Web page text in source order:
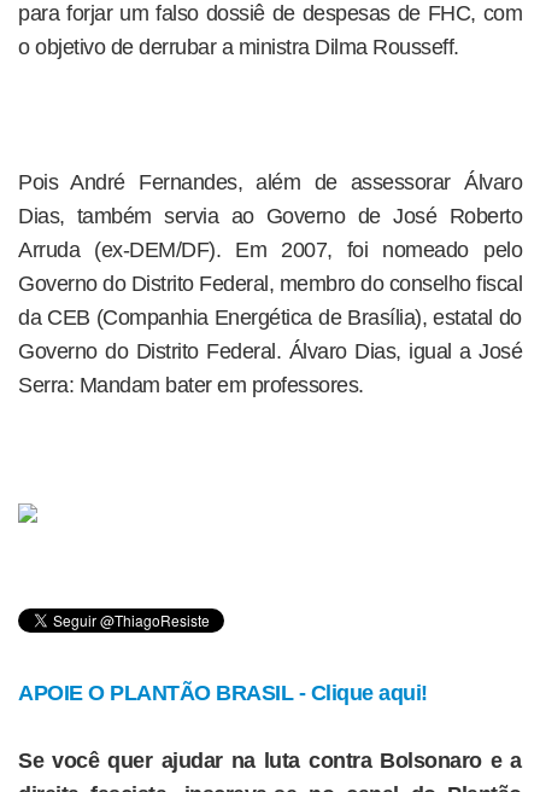
para forjar um falso dossiê de despesas de FHC, com
o objetivo de derrubar a ministra Dilma Rousseff.
Pois André Fernandes, além de assessorar Álvaro
Dias, também servia ao Governo de José Roberto
Arruda (ex-DEM/DF). Em 2007, foi nomeado pelo
Governo do Distrito Federal, membro do conselho fiscal
da CEB (Companhia Energética de Brasília), estatal do
Governo do Distrito Federal. Álvaro Dias, igual a José
Serra: Mandam bater em professores.
APOIE O PLANTÃO BRASIL - Clique aqui!
Se você quer ajudar na luta contra Bolsonaro e a